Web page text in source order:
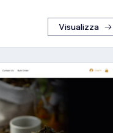
Visualizza